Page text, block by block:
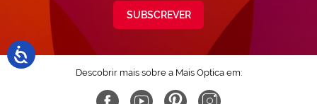
SUBSCREVER
Descobrir mais sobre a Mais Optica em: